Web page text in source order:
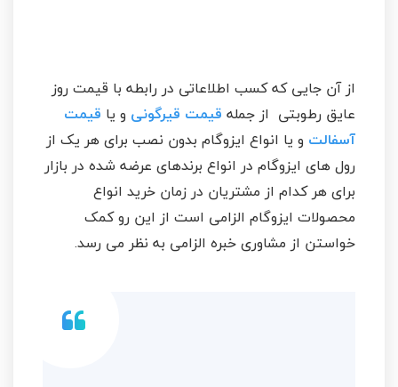
از آن جایی که کسب اطلاعاتی در رابطه با قیمت روز
عایق رطوبتی از جمله قیمت قیرگونی و یا قیمت
آسفالت و یا انواع ایزوگام بدون نصب برای هر یک از
رول های ایزوگام در انواع برندهای عرضه شده در بازار
برای هر کدام از مشتریان در زمان خرید انواع
محصولات ایزوگام الزامی است از این رو کمک
خواستن از مشاوری خبره الزامی به نظر می رسد.